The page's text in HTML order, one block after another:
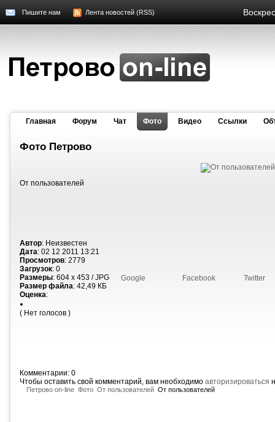
Пишите нам Лента новостей (RSS)
Главная Форум Чат Фото Видео Cсылки
Фото Петрово
От пользователей
Автор: Неизвестен
Дата: 02 12 2011 13:21
Просмотров: 2779
Загрузок: 0
Размеры: 604 x 453 / JPG
Размер файла: 42,49 КБ
Оценка:
( Нет голосов )
Google Facebook Twitter
Комментарии: 0
Чтобы оставить свой комментарий, вам необходимо авторизироваться
Петрово on-line Фото От пользователей От пользователей